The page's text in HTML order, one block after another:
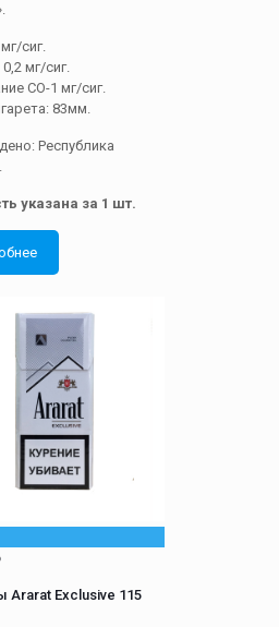
сиг.
мг/сиг.
СО-1 мг/сиг.
83мм.
Республика
указана за 1 шт.
Ararat Exclusive 115